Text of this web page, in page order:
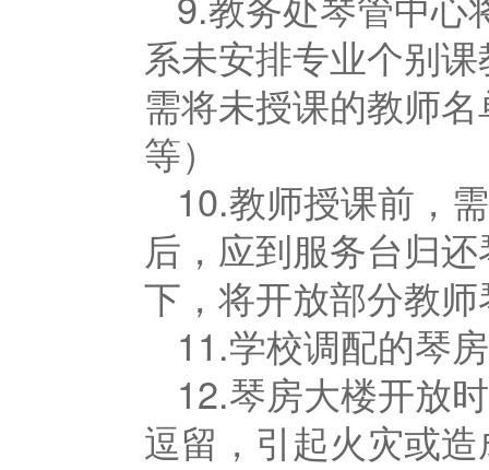
系未安排专业个别
需将未授课的教师
等）
10.教师授课前，
后，应到服务台归
下，将开放部分教
11.学校调配的琴
12.琴房大楼开放
逗留，引起火灾或